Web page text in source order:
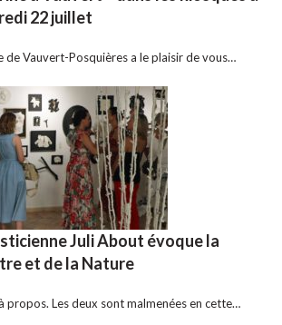
22 juillet
de Vauvert-Posquières a le plaisir de vous…
Juli About évoque la
et de la Nature
propos. Les deux sont malmenées en cette…